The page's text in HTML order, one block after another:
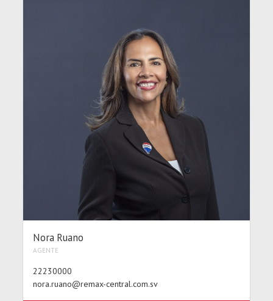
Nora Ruano
AGENTE
22230000
nora.ruano@remax-central.com.sv